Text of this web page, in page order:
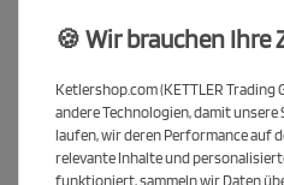
2x KETTLER
6x Kunststoffbälle
1x KETTLER
Vielseitige
🍪 Wir brauchen Ihre
Ketlershop.com (KETTLER Trading
andere Technologien, damit
laufen, wir deren Performance auf
relevante Inhalte und
funktioniert, sammeln wir Daten